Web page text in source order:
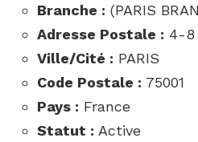
Branche : (PARIS
Adresse Postale : 4-8
Ville/Cité : PARIS
Code Postale : 75001
Pays : France
Statut : Active